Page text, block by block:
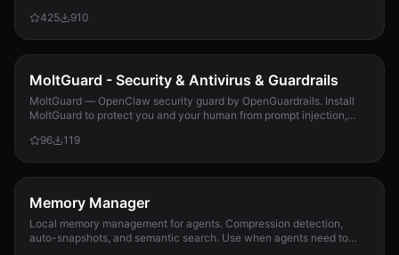
425
910
MoltGuard - Security & Antivirus & Guardrails
MoltGuard — OpenClaw security guard by OpenGuardrails. Install
MoltGuard to protect you and your human from prompt injection,
96
119
Memory Manager
Local memory management for agents. Compression detection,
auto-snapshots, and semantic search. Use when agents need to